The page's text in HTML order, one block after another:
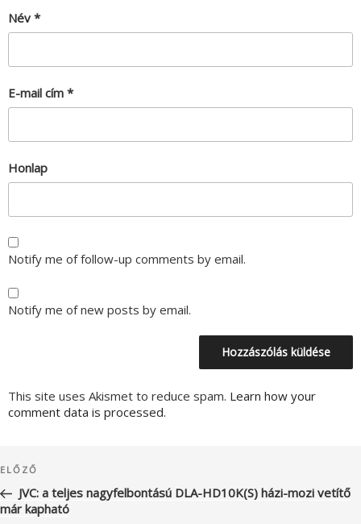
Név *
E-mail cím *
Honlap
Notify me of follow-up comments by email.
Notify me of new posts by email.
This site uses Akismet to reduce spam. Learn how your
comment data is processed.
navigáció
Korábbi
bejegyzés
ELŐZŐ
JVC: a teljes nagyfelbontású DLA-HD10K(S) házi-mozi vetítő
már kapható